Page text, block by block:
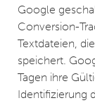
Google
Conversion-
Textdateien,
speichert.
Tagen ihre
Identifizierung